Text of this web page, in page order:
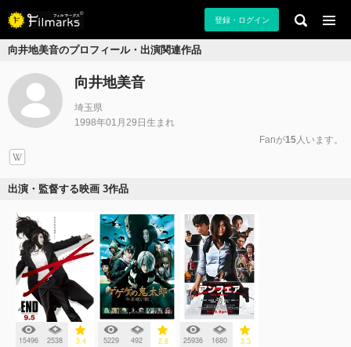
登録・ログイン
向井地美音のプロフィール・出演関連作品
向井地美音
埼玉県
1998年01月29日生まれ
Fanが15人います。
出演・監督する映画 3作品
15496 2538 3.4 5229 492 2.8 25936 1680 3.3